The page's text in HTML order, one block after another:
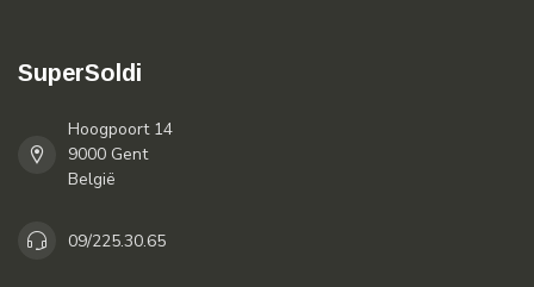
SuperSoldi
Hoogpoort 14
9000 Gent
België
09/225.30.65